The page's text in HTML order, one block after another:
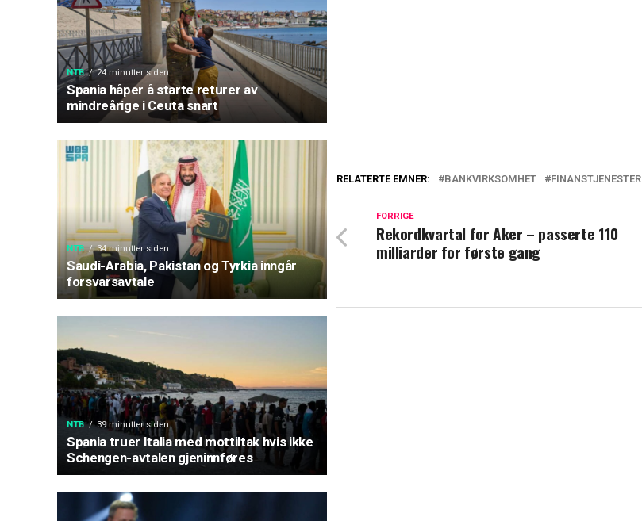
NTB 24 minutter siden
Spania håper å starte returer av
mindreårige i Ceuta snart
NTB 34 minutter siden
Saudi-Arabia, Pakistan og Tyrkia inngår
forsvarsavtale
NTB 39 minutter siden
Spania truer Italia med mottiltak hvis ikke
Schengen-avtalen gjeninnføres
RELATERTE EMNER: BANKVIRKSOMHET FINANSTJENESTER
FORRIGE
Rekordkvartal for Aker – passerte 110
milliarder for første gang